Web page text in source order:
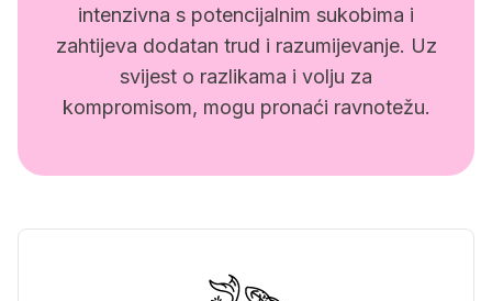
intenzivna s potencijalnim sukobima i
zahtijeva dodatan trud i razumijevanje. Uz
svijest o razlikama i volju za
kompromisom, mogu pronaći ravnotežu.